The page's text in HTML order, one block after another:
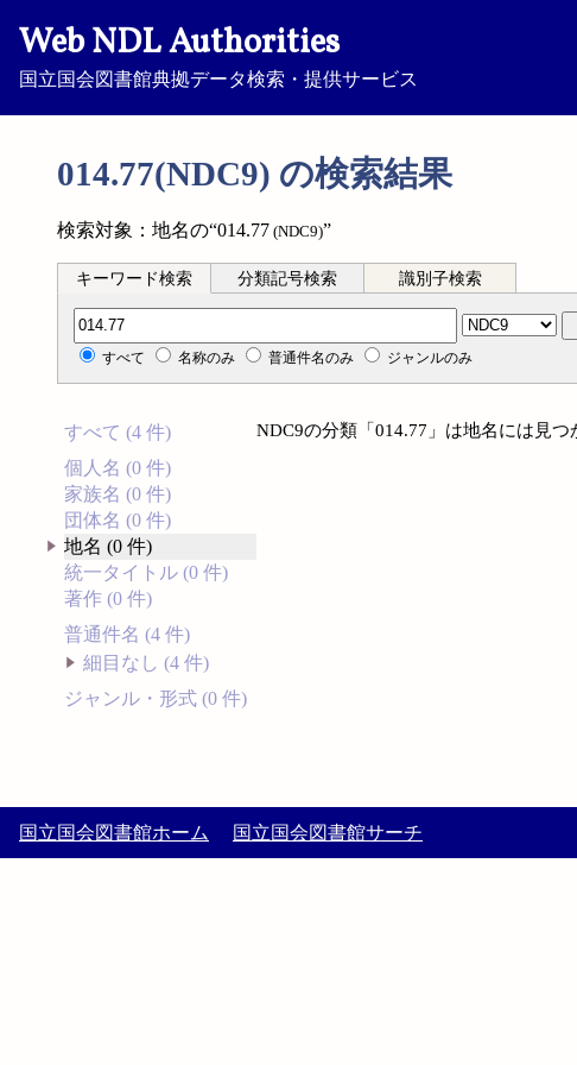
Web NDL Authorities
国立国会図書館典拠データ検索・提供サービス
014.77(NDC9) の検索結果
検索対象：地名の“014.77 (NDC9)”
キーワード検索 分類記号検索 識別子検索
分類記号検索
すべて 名称のみ 普通件名のみ ジャンルのみ
すべて (4 件)
個人名 (0 件)
家族名 (0 件)
団体名 (0 件)
地名 (0 件)
統一タイトル (0 件)
著作 (0 件)
普通件名 (4 件)
細目なし (4 件)
ジャンル・形式 (0 件)
NDC9の分類「014.77」は地名には見つ
国立国会図書館ホーム 国立国会図書館サーチ